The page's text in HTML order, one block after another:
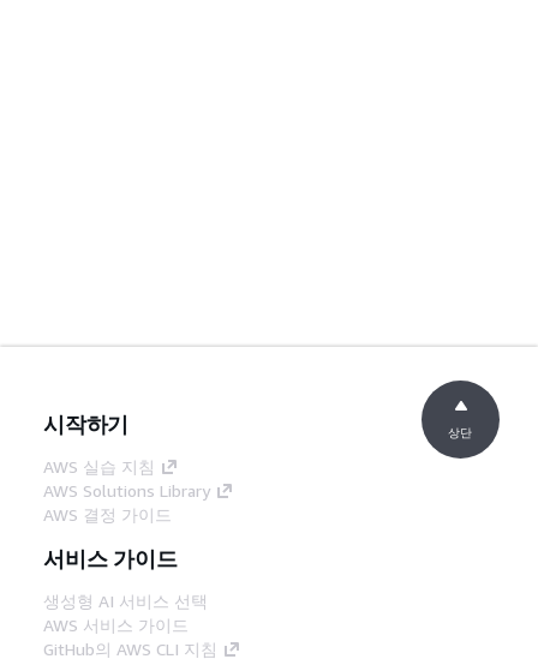
시작하기
AWS 실습 지침
AWS Solutions Library
AWS 결정 가이드
서비스 가이드
생성형 AI 서비스 선택
AWS 서비스 가이드
GitHub의 AWS CLI 지침
상단